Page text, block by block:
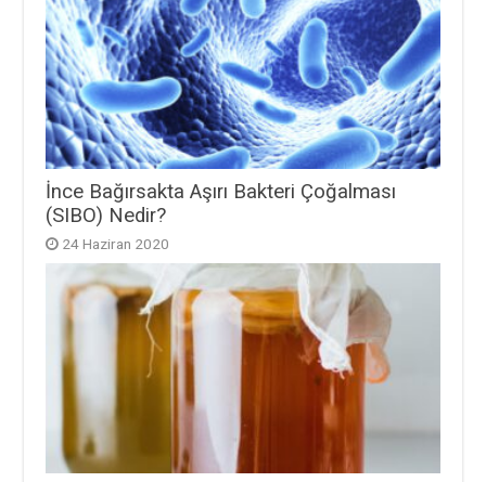
İnce Bağırsakta Aşırı Bakteri Çoğalması
(SIBO) Nedir?
24 Haziran 2020